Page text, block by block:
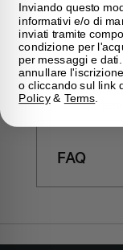
Consulta le
risposte
FAQ
Inviando questo
informativi e/o di
inviati tramite
condizione per
per messaggi e
annullare
o cliccando sul link
Policy& Terms